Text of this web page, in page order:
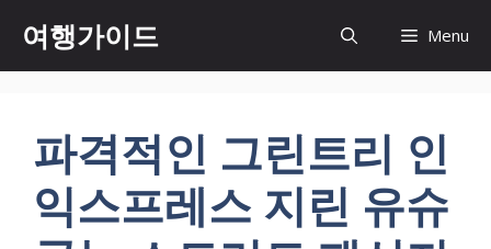
츠
여행가이드 Menu
파격적인 그린트리 인
익스프레스 지린 유슈